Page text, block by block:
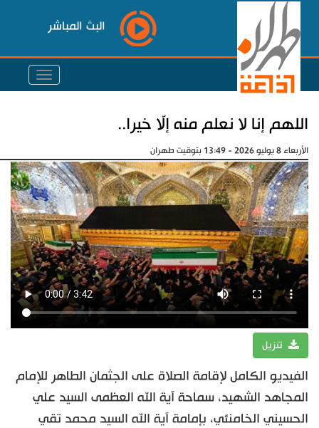
البث المباشر
اللهم إنا لا نعلم منه إلّا خيرا..
الأربعاء 8 يوليو 2026 - 13:49 بتوقيت طهران
تنزيل
الفيديو الكامل لإقامة الصلاة على الجثمان الطاهر للإمام
المجاهد الشهيد، سماحة آية الله العظمى السيد علي
الحسيني الخامنئي، بإمامة آية الله السيد محمد تقي